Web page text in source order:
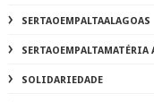
SERTAOEMPALTAALAGOAS
SERTAOEMPALTAMATÉRIA
SOLIDARIEDADE